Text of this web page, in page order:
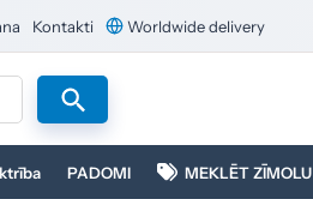
Kontakti Worldwide delivery
PADOMI MEKLĒT ZĪMOLU